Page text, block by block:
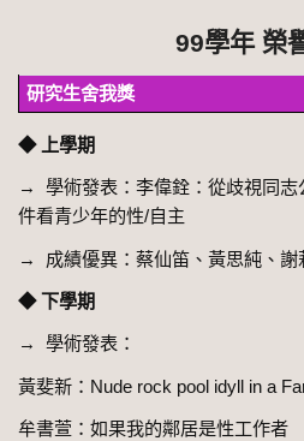
99學年 榮
研究生舍我獎
◆ 上學期
→ 學術發表：李偉銓：從歧視同志
件看青少年的性/自主
→ 成績優異：蔡仙笛、黃思純、謝
◆ 下學期
→ 學術發表：
黃斐新：Nude rock pool idyll in a
牟書萱：如果我的鄰居是性工作者